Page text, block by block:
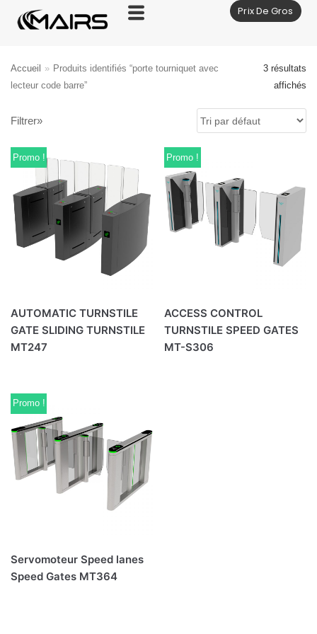
Aller
au
Prix De Gros
Accueil » Produits identifiés “porte tourniquet avec
lecteur code barre”
3 résultats
affichés
Filtrer»
Promo !
AUTOMATIC TURNSTILE
GATE SLIDING TURNSTILE
MT247
Promo !
ACCESS CONTROL
TURNSTILE SPEED GATES
MT-S306
Promo !
Servomoteur Speed lanes
Speed Gates MT364